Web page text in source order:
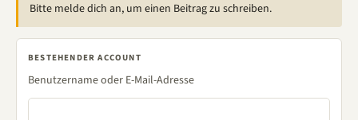
Bitte melde dich an, um einen Beitrag zu schreiben.
BESTEHENDER ACCOUNT
Benutzername oder E-Mail-Adresse